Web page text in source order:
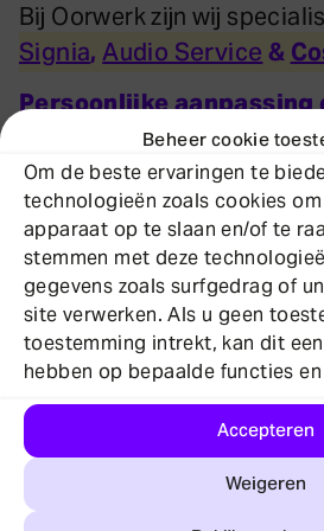
Beheer cookie
Om de beste ervaringen te
technologieën zoals cookies
apparaat op te slaan en/of te
stemmen met deze
gegevens zoals surfgedrag of
site verwerken. Als u geen
toestemming intrekt, kan dit
hebben op bepaalde functies
Accepteren
Weigeren
Bij Oorwerk zijn wij
Signia,Audio Service &
Persoonlijke aanpassing
optimalisatie
Een hoortoestel moet niet
werken, maar ook
afgestemd zijn op uw
Daarom nemen wij de tijd
zorgvuldig aan te passen.
instellingen en maken
geluidservaring krijgt.
Nazorg, onderhoud en